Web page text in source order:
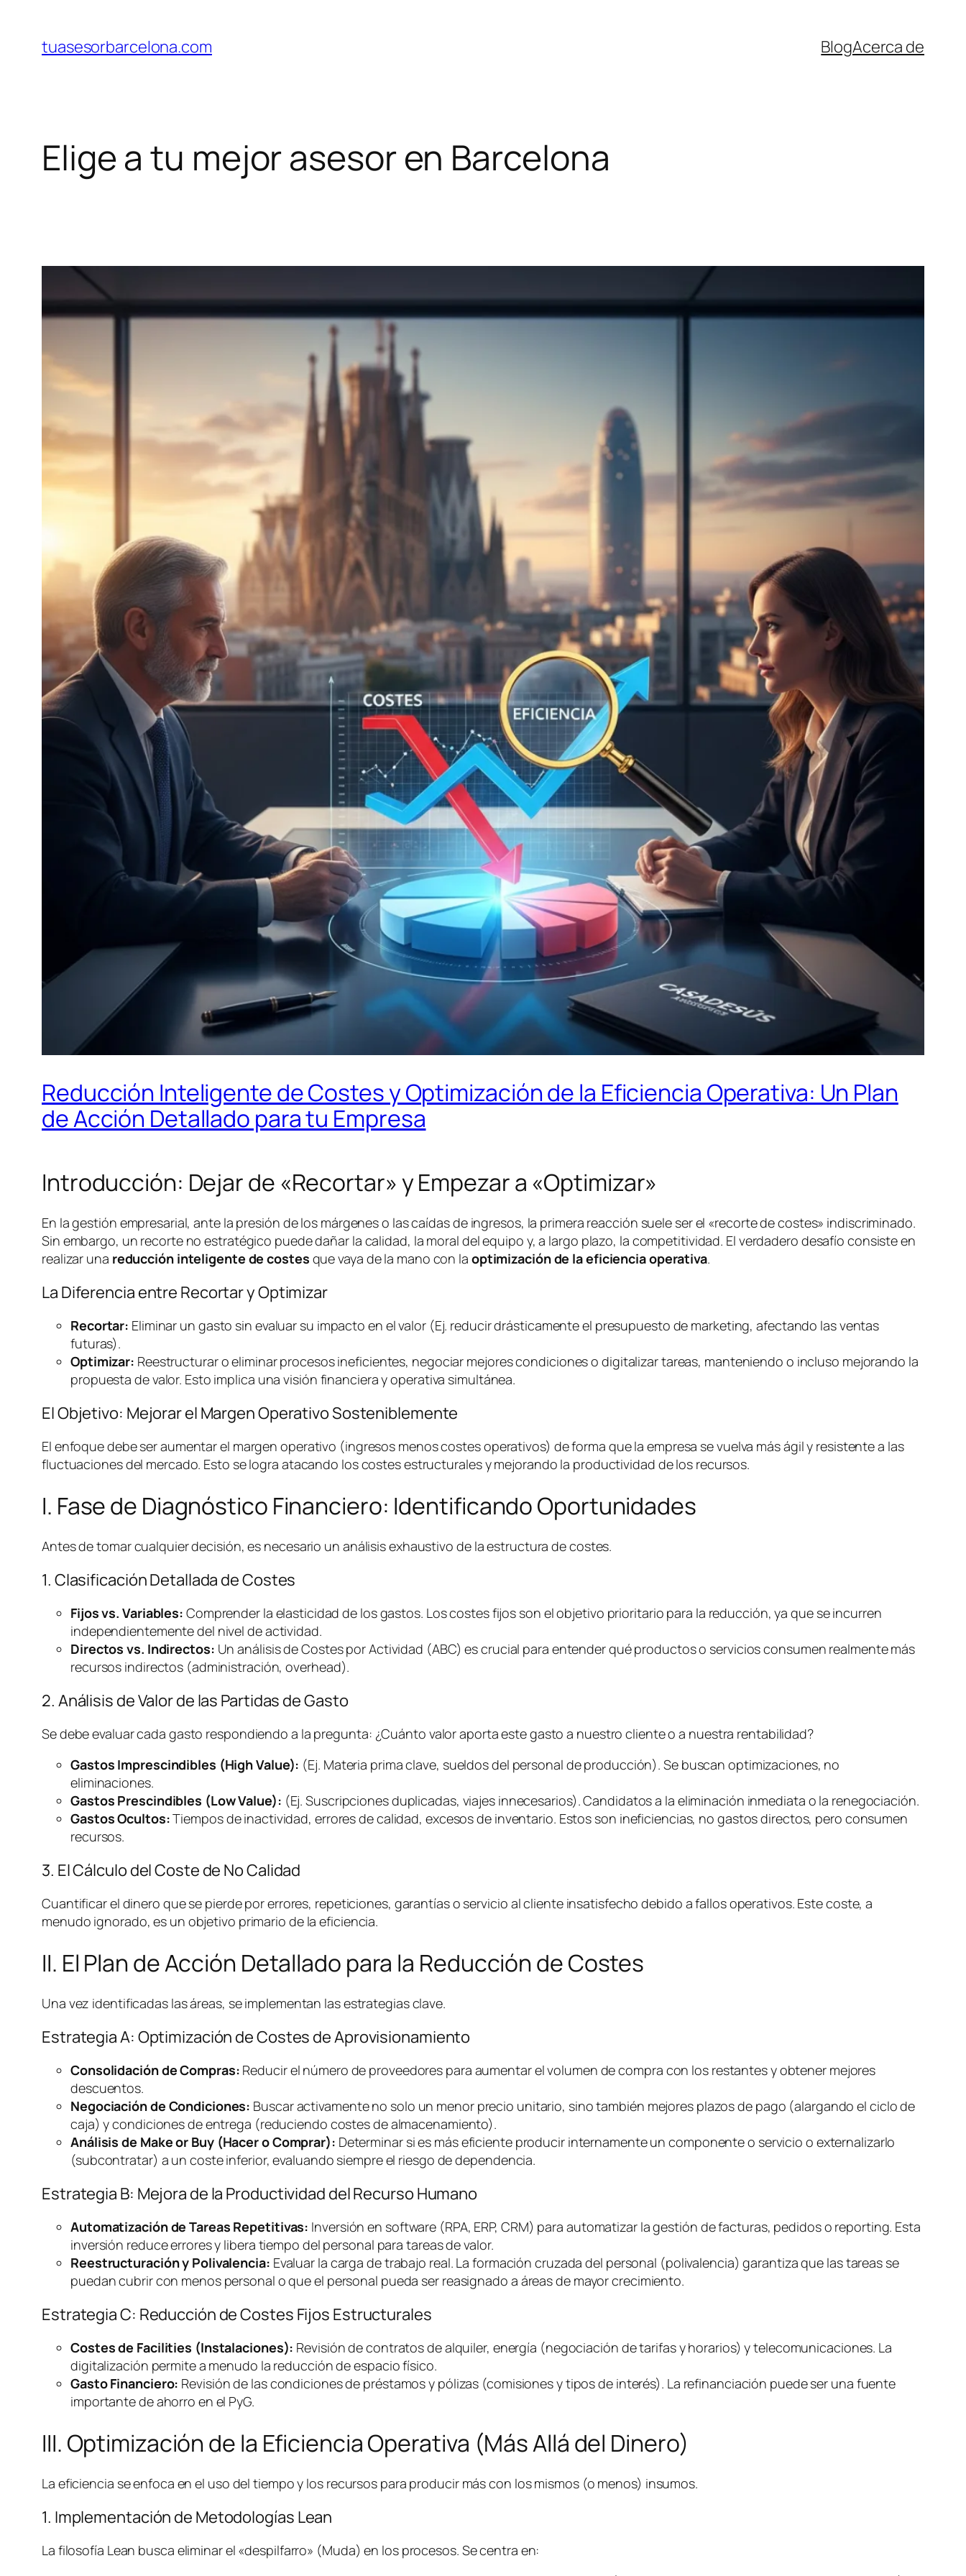
contenido
tuasesorbarcelona.com BlogAcerca de
Elige a tu mejor asesor en Barcelona
Reducción Inteligente de Costes y Optimización de la Eficiencia Operativa: Un Plan
de Acción Detallado para tu Empresa
Introducción: Dejar de «Recortar» y Empezar a «Optimizar»
En la gestión empresarial, ante la presión de los márgenes o las caídas de ingresos, la primera reacción suele ser el «recorte de costes» indiscriminado.
Sin embargo, un recorte no estratégico puede dañar la calidad, la moral del equipo y, a largo plazo, la competitividad. El verdadero desafío consiste en
realizar una reducción inteligente de costes que vaya de la mano con la optimización de la eficiencia operativa.
La Diferencia entre Recortar y Optimizar
Recortar: Eliminar un gasto sin evaluar su impacto en el valor (Ej. reducir drásticamente el presupuesto de marketing, afectando las ventas
futuras).
Optimizar: Reestructurar o eliminar procesos ineficientes, negociar mejores condiciones o digitalizar tareas, manteniendo o incluso mejorando la
propuesta de valor. Esto implica una visión financiera y operativa simultánea.
El Objetivo: Mejorar el Margen Operativo Sosteniblemente
El enfoque debe ser aumentar el margen operativo (ingresos menos costes operativos) de forma que la empresa se vuelva más ágil y resistente a las
fluctuaciones del mercado. Esto se logra atacando los costes estructurales y mejorando la productividad de los recursos.
I. Fase de Diagnóstico Financiero: Identificando Oportunidades
Antes de tomar cualquier decisión, es necesario un análisis exhaustivo de la estructura de costes.
1. Clasificación Detallada de Costes
Fijos vs. Variables: Comprender la elasticidad de los gastos. Los costes fijos son el objetivo prioritario para la reducción, ya que se incurren
independientemente del nivel de actividad.
Directos vs. Indirectos: Un análisis de Costes por Actividad (ABC) es crucial para entender qué productos o servicios consumen realmente más
recursos indirectos (administración,overhead).
2. Análisis de Valor de las Partidas de Gasto
Se debe evaluar cada gasto respondiendo a la pregunta: ¿Cuánto valor aporta este gasto a nuestro cliente o a nuestra rentabilidad?
Gastos Imprescindibles (High Value): (Ej. Materia prima clave, sueldos del personal de producción). Se buscan optimizaciones, no
eliminaciones.
Gastos Prescindibles (Low Value): (Ej. Suscripciones duplicadas, viajes innecesarios). Candidatos a la eliminación inmediata o la renegociación.
Gastos Ocultos:Tiempos de inactividad, errores de calidad, excesos de inventario. Estos son ineficiencias, no gastos directos, pero consumen
recursos.
3. El Cálculo del Coste de No Calidad
Cuantificar el dinero que se pierde por errores, repeticiones, garantías o servicio al cliente insatisfecho debido a fallos operativos. Este coste, a
menudo ignorado, es un objetivo primario de la eficiencia.
II. El Plan de Acción Detallado para la Reducción de Costes
Una vez identificadas las áreas, se implementan las estrategias clave.
Estrategia A: Optimización de Costes de Aprovisionamiento
Consolidación de Compras: Reducir el número de proveedores para aumentar el volumen de compra con los restantes y obtener mejores
descuentos.
Negociación de Condiciones: Buscar activamente no solo un menor precio unitario, sino también mejores plazos de pago (alargando el ciclo de
caja) y condiciones de entrega (reduciendo costes de almacenamiento).
Análisis de Make or Buy(Hacer o Comprar): Determinar si es más eficiente producir internamente un componente o servicio o externalizarlo
(subcontratar) a un coste inferior, evaluando siempre el riesgo de dependencia.
Estrategia B: Mejora de la Productividad del Recurso Humano
Automatización de Tareas Repetitivas: Inversión en software (RPA, ERP, CRM) para automatizar la gestión de facturas, pedidos o reporting. Esta
inversión reduce errores y libera tiempo del personal para tareas de valor.
Reestructuración y Polivalencia: Evaluar la carga de trabajo real. La formación cruzada del personal (polivalencia) garantiza que las tareas se
puedan cubrir con menos personal o que el personal pueda ser reasignado a áreas de mayor crecimiento.
Estrategia C: Reducción de Costes Fijos Estructurales
Costes de Facilities (Instalaciones): Revisión de contratos de alquiler, energía (negociación de tarifas y horarios) y telecomunicaciones. La
digitalización permite a menudo la reducción de espacio físico.
Gasto Financiero: Revisión de las condiciones de préstamos y pólizas (comisiones y tipos de interés). La refinanciación puede ser una fuente
importante de ahorro en el PyG.
III. Optimización de la Eficiencia Operativa (Más Allá del Dinero)
La eficiencia se enfoca en el uso del tiempo y los recursos para producir más con los mismos (o menos) insumos.
1. Implementación de Metodologías Lean
La filosofía Lean busca eliminar el «despilfarro» (Muda) en los procesos. Se centra en: